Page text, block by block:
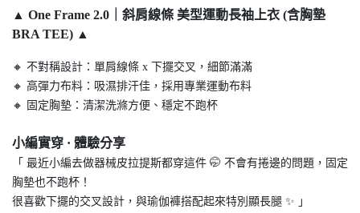
▲ One Frame 2.0｜斜肩線條 美型運動長袖上衣 (含胸墊
BRA TEE) ▲
🔸 不對稱設計：單肩線條 x 下擺交叉，細節滿滿
🔸 高彈力布料：吸濕排汗佳，採用專業運動布料
🔸 固定胸墊：清潔洗滌方便、穩定不跑杯
小編實穿 · 體驗分享
「 最近小編去做器械皮拉提斯都穿這件 🤭 不會有捲邊的問題，固定
胸墊也不跑杯！
很喜歡下擺的交叉設計，與瑜伽褲搭配起來特別顯長腿 ✨ 」